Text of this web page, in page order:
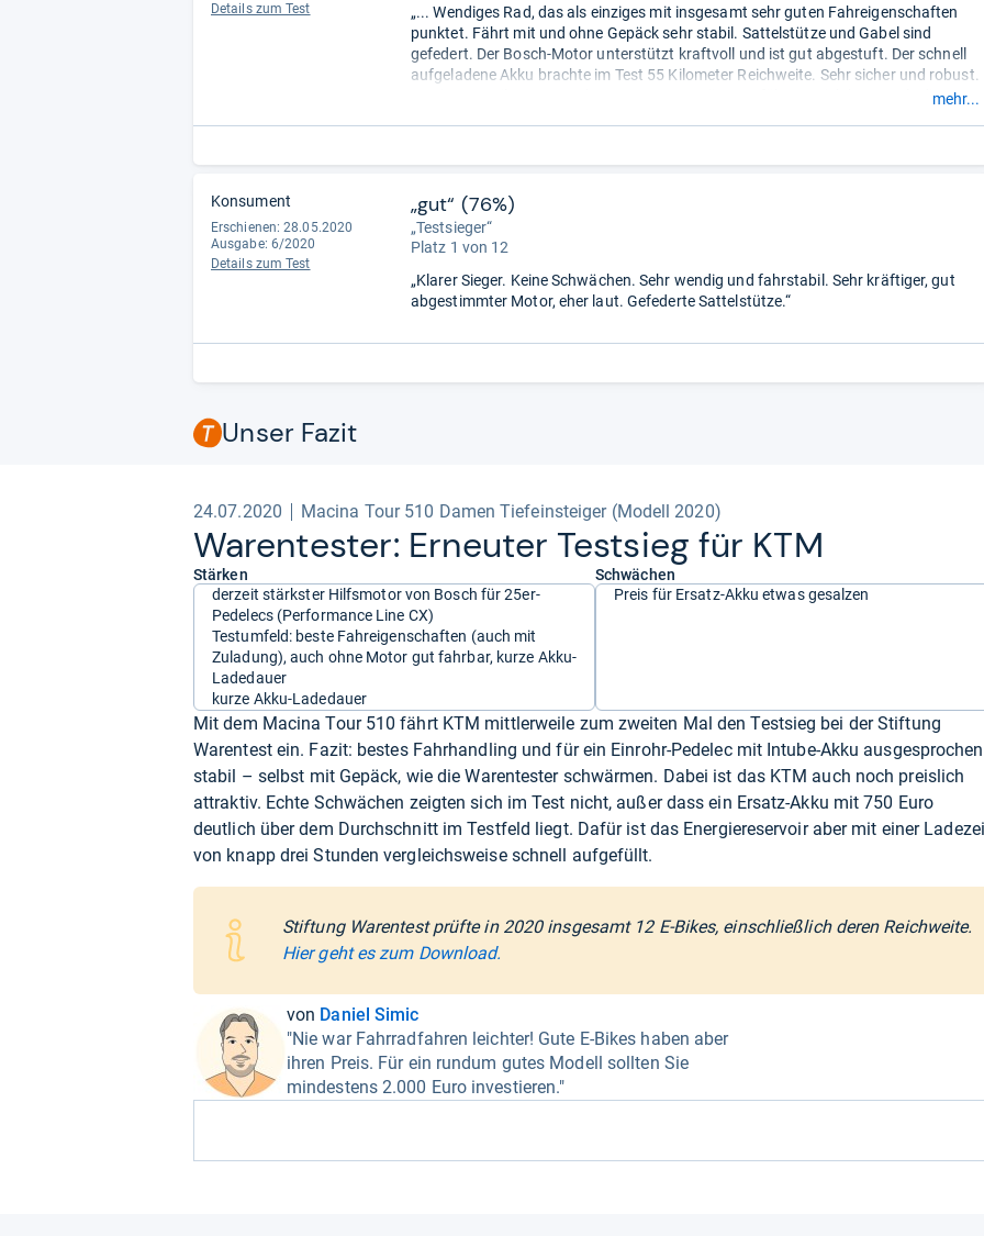
Details zum Test
„... Wendiges Rad, das als einziges mit insgesamt sehr guten Fahreigenschaften
punktet. Fährt mit und ohne Gepäck sehr stabil. Sattelstütze und Gabel sind
gefedert. Der Bosch-Motor unterstützt kraftvoll und ist gut abgestuft. Der schnell
aufgeladene Akku brachte im Test 55 Kilometer Reichweite. Sehr sicher und robust.
... Wiegt 26 Kilogramm. Ohne Motorunterstützung fährt es sich besser als diemehr...
Konsument
Erschienen: 28.05.2020
Ausgabe: 6/2020
Details zum Test
„gut“ (76%)
„Testsieger“
Platz 1 von 12
„Klarer Sieger. Keine Schwächen. Sehr wendig und fahrstabil. Sehr kräftiger, gut
abgestimmter Motor, eher laut. Gefederte Sattelstütze.“
Unser Fazit
24.07.2020 Macina Tour 510 Damen Tiefeinsteiger (Modell 2020)
Waren­tes­ter: Erneu­ter Test­sieg für KTM
Stärken
derzeit stärkster Hilfsmotor von Bosch für 25er-
Pedelecs (Performance Line CX)
Testumfeld: beste Fahreigenschaften (auch mit
Zuladung), auch ohne Motor gut fahrbar, kurze Akku-
Ladedauer
kurze Akku-Ladedauer
Schwächen
Preis für Ersatz-Akku etwas gesalzen
Mit dem Macina Tour 510 fährt KTM mittlerweile zum zweiten Mal den Testsieg bei der Stiftung
Warentest ein. Fazit: bestes Fahrhandling und für ein Einrohr-Pedelec mit Intube-Akku ausgesprochen
stabil – selbst mit Gepäck, wie die Warentester schwärmen. Dabei ist das KTM auch noch preislich
attraktiv. Echte Schwächen zeigten sich im Test nicht, außer dass ein Ersatz-Akku mit 750 Euro
deutlich über dem Durchschnitt im Testfeld liegt. Dafür ist das Energiereservoir aber mit einer
von knapp drei Stunden vergleichsweise schnell aufgefüllt.
Stiftung Warentest prüfte in 2020 insgesamt 12 E-Bikes, einschließlich deren Reichweite.
Hier geht es zum Download.
von Daniel Simic
"Nie war Fahrradfahren leichter! Gute E-Bikes haben aber
ihren Preis. Für ein rundum gutes Modell sollten Sie
mindestens 2.000 Euro investieren."